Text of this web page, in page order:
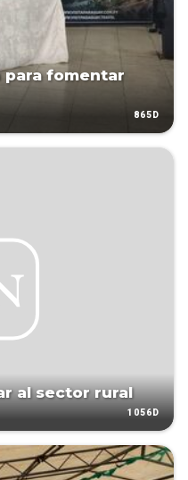
para fomentar
865D
al sector rural
1056D